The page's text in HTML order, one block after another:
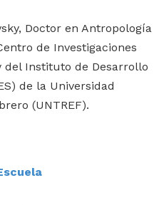
Doctor en Antropología
de Investigaciones
del Instituto de Desarrollo
de la Universidad
(UNTREF).